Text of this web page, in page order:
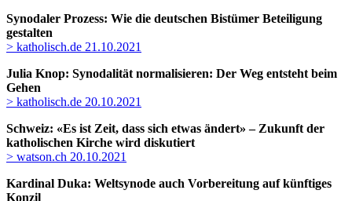
Synodaler Prozess: Wie die deutschen Bistümer Beteiligung
gestalten
> katholisch.de 21.10.2021
Julia Knop: Synodalität normalisieren: Der Weg entsteht beim
Gehen
> katholisch.de 20.10.2021
Schweiz: «Es ist Zeit, dass sich etwas ändert» – Zukunft der
katholischen Kirche wird diskutiert
> watson.ch 20.10.2021
Kardinal Duka: Weltsynode auch Vorbereitung auf künftiges
Konzil